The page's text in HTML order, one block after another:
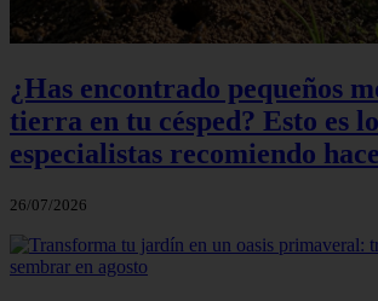
¿Has encontrado pequeños
tierra en tu césped? Esto es
especialistas recomiendo
26/07/2026